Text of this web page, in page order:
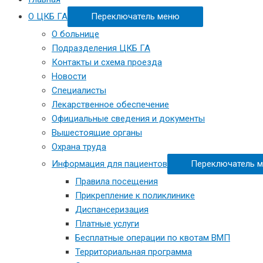
О ЦКБ ГА
Переключатель меню
О больнице
Подразделения ЦКБ ГА
Контакты и схема проезда
Новости
Специалисты
Лекарственное обеспечение
Официальные сведения и документы
Вышестоящие органы
Охрана труда
Информация для пациентов
Переключатель
Правила посещения
Прикрепление к поликлинике
Диспансеризация
Платные услуги
Бесплатные операции по квотам ВМП
Территориальная программа